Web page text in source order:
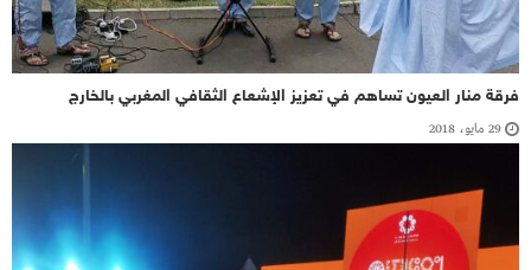
فرقة منار العيون تساهم في تعزيز الإشعاع الثقافي المغربي بالخارج
29 مايو، 2018